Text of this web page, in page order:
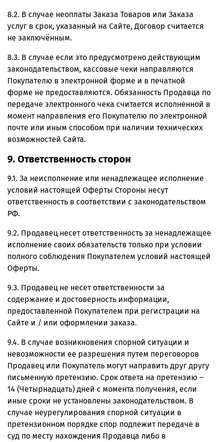
8.2. В случае неоплаты Заказа Товаров или Заказа
услуг в срок, указанный на Сайте, Договор считается
не заключённым.
8.3. В случае если это предусмотрено действующим
законодательством, кассовые чеки направляются
Покупателю в электронной форме и в печатной
форме не предоставляются. Обязанность Продавца по
передаче электронного чека считается исполненной в
момент направления его Покупателю по электронной
почте или иным способом при наличии технических
возможностей Сайта.
9. Ответственность сторон
9.1. За неисполнение или ненадлежащее исполнение
условий настоящей Оферты Стороны несут
ответственность в соответствии с законодательством
РФ.
9.2. Продавец несет ответственность за ненадлежащее
исполнение своих обязательств только при условии
полного соблюдения Покупателем условий настоящей
Оферты.
9.3. Продавец не несет ответственности за
содержание и достоверность информации,
предоставленной Покупателем при регистрации на
Сайте и / или оформлении заказа.
9.4. В случае возникновения спорной ситуации и
невозможности ее разрешения путем переговоров
Продавец или Покупатель могут направить друг другу
письменную претензию. Срок ответа на претензию –
14 (Четырнадцать) дней с момента получения, если
иные сроки не установлены законодательством. В
случае неурегулирования спорной ситуации в
претензионном порядке спор подлежит передаче в
суд по месту нахождения Продавца либо в